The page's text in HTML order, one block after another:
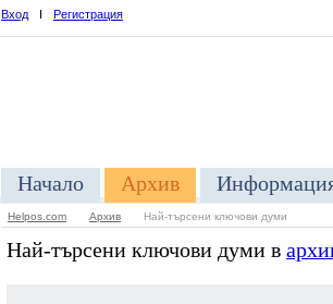
Вход I Регистрация
Начало Архив
Helpos.com Архив Най-търсени ключови думи
Най-търсени ключови думи в